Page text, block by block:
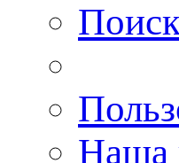
Поиск
Наша